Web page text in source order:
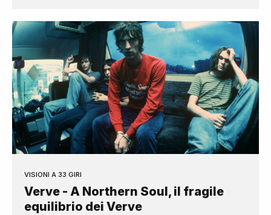
VISIONI A 33 GIRI
Verve - A Northern Soul, il fragile
equilibrio dei Verve